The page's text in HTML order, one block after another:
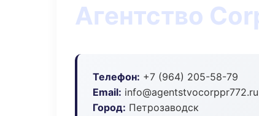
Агентство
Телефон: +7 (964) 205-58-79
Email: info@agentstvocorppr772.ru
Город: Петрозаводск